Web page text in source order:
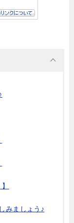
みましょう♪